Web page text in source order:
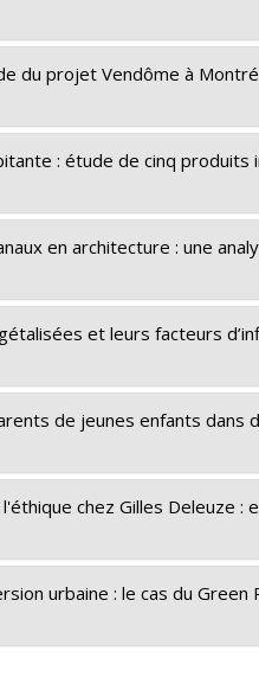
du projet Vendôme à
: étude de cinq
en architecture : une
et leurs facteurs
de jeunes enfants dans
chez Gilles Deleuze
urbaine : le cas du Green